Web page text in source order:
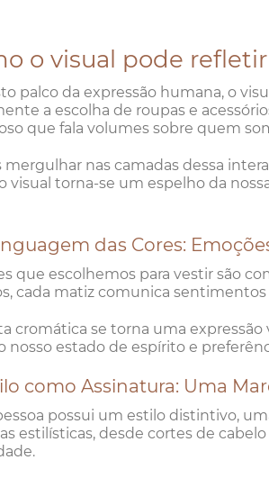
o visual pode
palco da expressão humana, o
a escolha de roupas e
que fala volumes sobre quem
mergulhar nas camadas dessa
visual torna-se um espelho da
das Cores:
que escolhemos para vestir são
cada matiz comunica sentimentos
cromática se torna uma
nosso estado de espírito e
como Assinatura: Uma
possui um estilo distintivo,
estilísticas, desde cortes de